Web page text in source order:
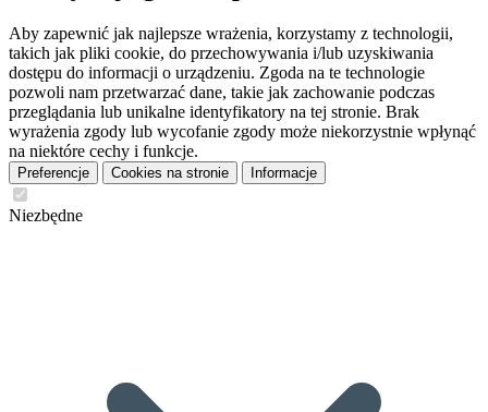
Aby zapewnić jak najlepsze wrażenia, korzystamy z technologii,
takich jak pliki cookie, do przechowywania i/lub uzyskiwania
dostępu do informacji o urządzeniu. Zgoda na te technologie
pozwoli nam przetwarzać dane, takie jak zachowanie podczas
przeglądania lub unikalne identyfikatory na tej stronie. Brak
wyrażenia zgody lub wycofanie zgody może niekorzystnie wpłynąć
na niektóre cechy i funkcje.
Preferencje Cookies na stronie Informacje
Niezbędne